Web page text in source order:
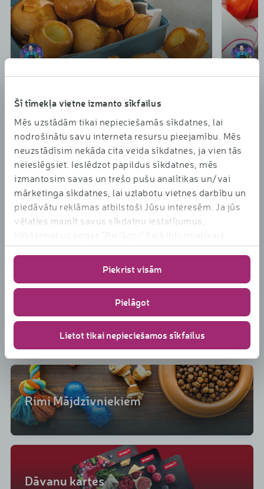
Šī tīmekļa vietne izmanto sīkfailus
Mēs uzstādām tikai nepieciešamās sīkdatnes, lai
nodrošinātu savu interneta resursu pieejamību. Mēs
neuzstādīsim nekāda cita veida sīkdatnes, ja vien tās
neieslēgsiet. Ieslēdzot papildus sīkdatnes, mēs
izmantosim savas un trešo pušu analītikas un/vai
mārketinga sīkdatnes, lai uzlabotu vietnes darbību un
piedāvātu reklāmas atbilstoši Jūsu interesēm. Ja jūs
vēlaties mainīt savus sīkdatņu iestatījumus,
klikšķiniet uz pogas "Pielāgot" šajā informatīvajā
banerī vai "Sīkdatņu iestatījumi" šīs mājas lapas lejas
daļā. Vairāk informācijas par sīkdatnēm ir pieejama
banerī un mūsu Sīkdatņu politikā
www.rimi.lv/privatuma-politika/sikdatnu-politika
Piekrist visām
Pielāgot
Lietot tikai nepieciešamos sīkfailus
Normunds Baranovskis
Sāļās siera pankūciņas
25min • Viegli 5min •
Rimi Vīna dārzs
Rimi Mājdzīvniekiem
Dāvanu kartes